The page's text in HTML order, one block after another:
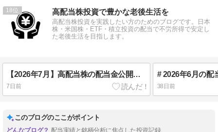
18 高配当株投資で豊かな老後生活を
高配当株投資を実践したい方のためのブログです。日本
株・米国株・ETF・積立投資の配当で不労所得で安定し
た老後生活を目指します。
【2026年7月】高配当株の配当金公開｜税引後95,640円・前年比37.6％増
7日前 38日前
このブログのここがポイント
配当実績と銘柄分析に焦点した投資記録